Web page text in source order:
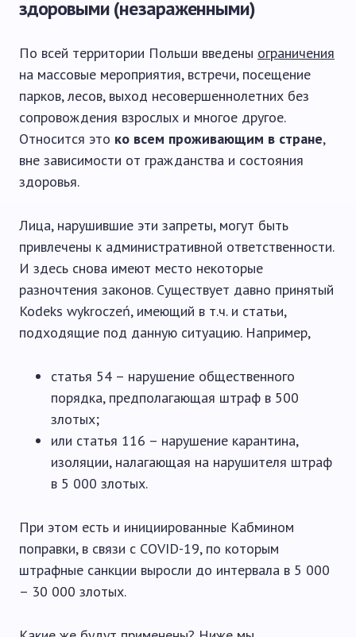
здоровыми (незараженными)
По всей территории Польши введены ограничения
на массовые мероприятия, встречи, посещение
парков, лесов, выход несовершеннолетних без
сопровождения взрослых и многое другое.
Относится это ко всем проживающим в стране,
вне зависимости от гражданства и состояния
здоровья.
Лица, нарушившие эти запреты, могут быть
привлечены к административной ответственности.
И здесь снова имеют место некоторые
разночтения законов. Существует давно принятый
Kodeks wykroczeń, имеющий в т.ч. и статьи,
подходящие под данную ситуацию. Например,
статья 54 – нарушение общественного
порядка, предполагающая штраф в 500
злотых;
или статья 116 – нарушение карантина,
изоляции, налагающая на нарушителя штраф
в 5 000 злотых.
При этом есть и инициированные Кабмином
поправки, в связи с COVID-19, по которым
штрафные санкции выросли до интервала в 5 000
– 30 000 злотых.